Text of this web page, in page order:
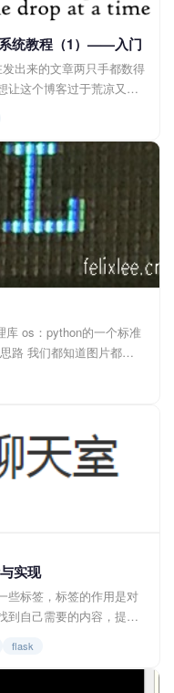
统教程（1）——入门
出来的文章两只手都数得
让这个博客过于荒凉又想
分享点什么东西又能有
，最重要的是有很多内容
也在无形中巩固了自己
库 os：python的一个标准
路 我们都知道图片都是
合而成，颜色所代表的
实现
些标签，标签的作用是对
到自己需要的内容，提高
flask